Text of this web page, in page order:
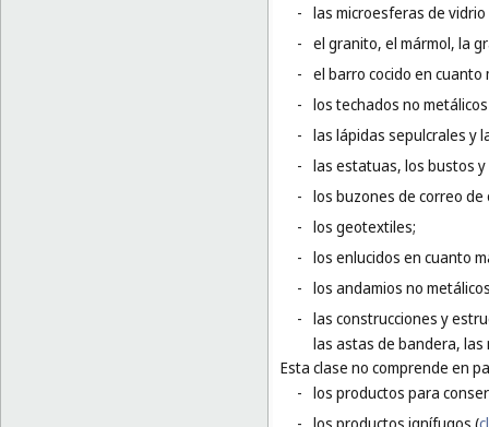
- las microesferas de
- el granito, el mármol, la
- el barro cocido en
- los techados no
- las lápidas sepulcrales y
- las estatuas, los bustos
- los buzones de correo de
- los geotextiles;
- los enlucidos en cuanto
- los andamios no
- las construcciones y
las astas de bandera,
Esta clase no comprende en
- los productos para